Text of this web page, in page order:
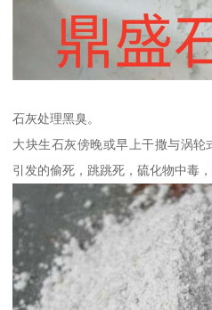
石灰处理黑臭。
大块生石灰傍晚或早上干撒与涡
引发的偷死，跳跳死，硫化物中毒